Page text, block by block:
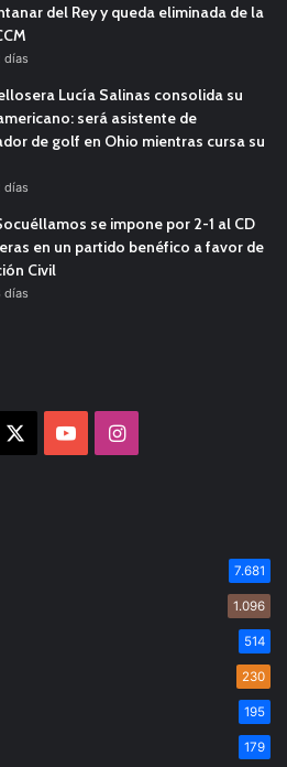
del Rey y queda eliminada de la
días
Lucía Salinas consolida su
será asistente de
de golf en Ohio mientras cursa su
días
se impone por 2-1 al CD
en un partido benéfico a favor de
Civil
días
YouTubeInstagram
7.681
1.096
514
230
195
179